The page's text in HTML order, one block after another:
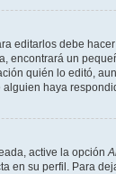
editarlos debe
encontrará un
quién lo editó,
haya
active la opción
en su perfil. Para